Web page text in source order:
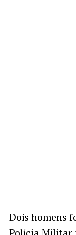
Dois homens
Polícia Militar